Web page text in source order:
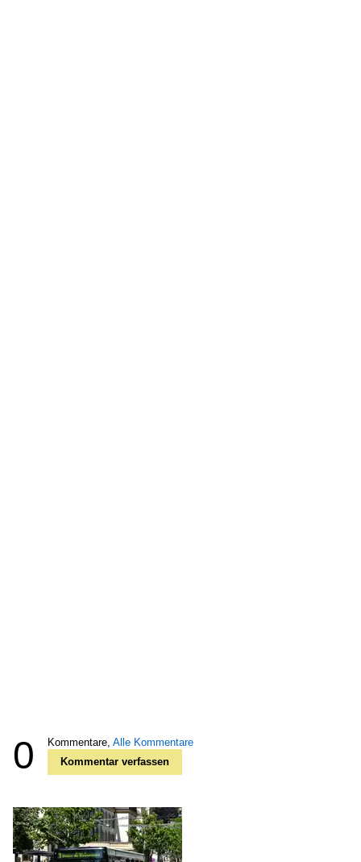
0 Kommentare, Alle Kommentare
Kommentar verfassen